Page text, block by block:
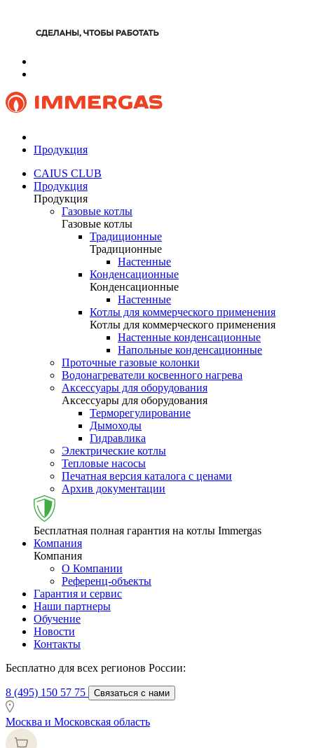
Продукция
CAIUS CLUB
Продукция
Продукция
Газовые котлы
Газовые котлы
Традиционные
Традиционные
Настенные
Конденсационные
Конденсационные
Настенные
Котлы для коммерческого применения
Котлы для коммерческого применения
Настенные конденсационные
Напольные конденсационные
Проточные газовые колонки
Водонагреватели косвенного нагрева
Аксессуары для оборудования
Аксессуары для оборудования
Терморегулирование
Дымоходы
Гидравлика
Электрические котлы
Тепловые насосы
Печатная версия каталога с ценами
Архив документации
Бесплатная полная гарантия на котлы Immergas
Компания
Компания
О Компании
Референц-объекты
Гарантия и сервис
Наши партнеры
Обучение
Новости
Контакты
Бесплатно для всех регионов России:
8 (495) 150 57 75 Связаться с нами
Москва и Московская область